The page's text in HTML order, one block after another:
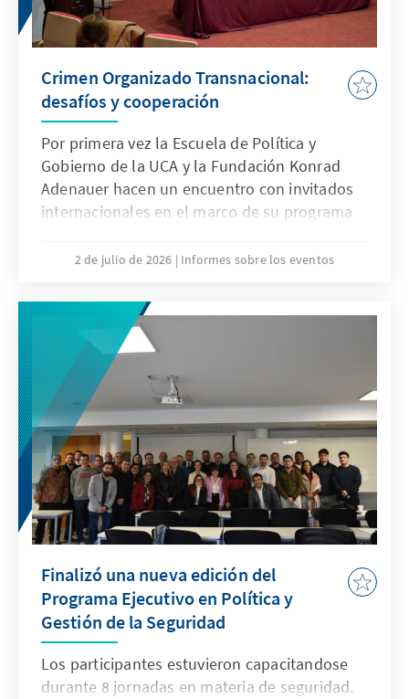
Crimen Organizado Transnacional:
desafíos y cooperación
Por primera vez la Escuela de Política y
Gobierno de la UCA y la Fundación Konrad
Adenauer hacen un encuentro con invitados
internacionales en el marco de su programa
2 de julio de 2026 Informes sobre los eventos
Finalizó una nueva edición del
Programa Ejecutivo en Política y
Gestión de la Seguridad
Los participantes estuvieron capacitandose
durante 8 jornadas en materia de seguridad.